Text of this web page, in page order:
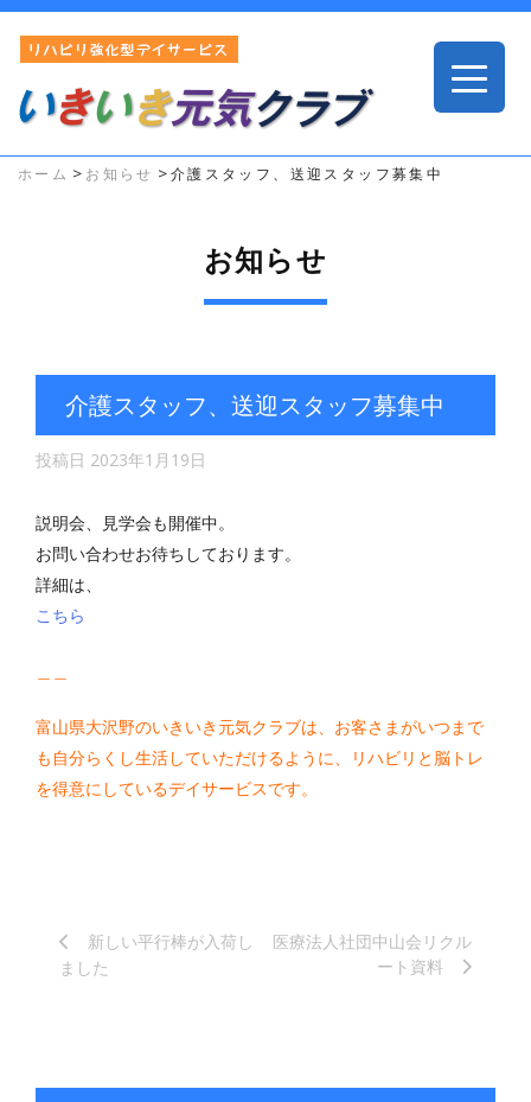
ホーム > お知らせ >介護スタッフ、送迎スタッフ募集中
お知らせ
介護スタッフ、送迎スタッフ募集中
投稿日 2023年1月19日
説明会、見学会も開催中。
お問い合わせお待ちしております。
詳細は、
こちら
富山県大沢野のいきいき元気クラブは、お客さまがいつまで
も自分らくし生活していただけるように、リハビリと脳トレ
を得意にしているデイサービスです。
新しい平行棒が入荷し
ました
医療法人社団中山会リクル
ート資料